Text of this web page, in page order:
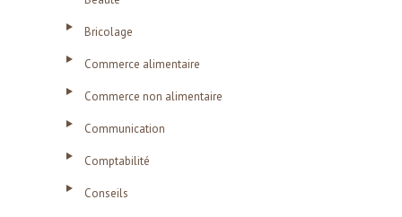
Bricolage
Commerce alimentaire
Commerce non alimentaire
Communication
Comptabilité
Conseils